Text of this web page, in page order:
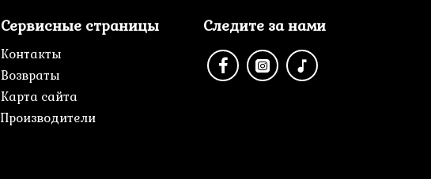
Сервисные страницы
Контакты
Возвраты
Карта сайта
Производители
Следите за нами